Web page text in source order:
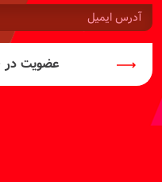
آدرس
ایمیل:
عضویت در